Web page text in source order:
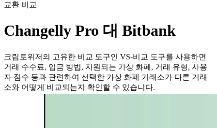
교환 비교
Changelly Pro 대 Bitbank
크립토위저의 고유한 비교 도구인 VS-비교 도구를 사용하면
거래 수수료, 입금 방법, 지원되는 가상 화폐, 거래 유형, 사용
자 점수 등과 관련하여 선택한 가상 화폐 거래소가 다른 거래
소와 어떻게 비교되는지 확인할 수 있습니다.